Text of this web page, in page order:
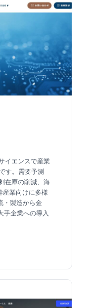
イエンスで産業
す。需要予測
在庫の削減、海
産業向けに多様
・製造から金
手企業への導入